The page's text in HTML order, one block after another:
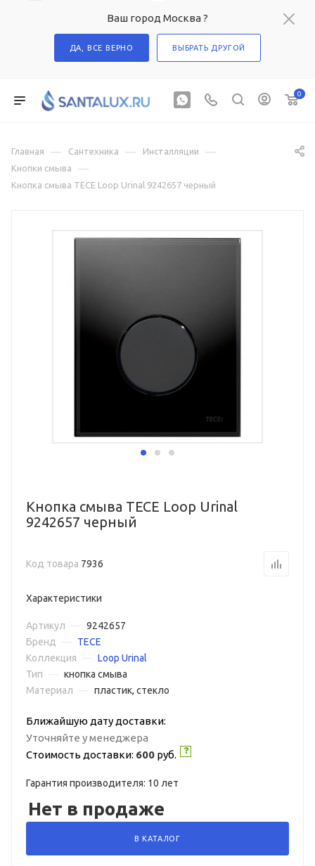
Ваш город Москва ?
ДА, ВСЕ ВЕРНО ВЫБРАТЬ ДРУГОЙ
0
Главная — Сантехника — Инсталляции —
Кнопки смыва —
Кнопка смыва TECE Loop Urinal 9242657 черный
Кнопка смыва TECE Loop Urinal
9242657 черный
Код товара 7936
Характеристики
Артикул
9242657
Бренд
TECE
Коллекция
Loop Urinal
Тип
кнопка смыва
Материал
пластик, стекло
Ближайшую дату доставки:
Уточняйте у менеджера
Стоимость доставки: 600 руб.
Гарантия производителя: 10 лет
Нет в продаже
В КАТАЛОГ